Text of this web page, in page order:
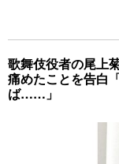
歌舞伎役者の尾上
痛めたことを告白
ば……」